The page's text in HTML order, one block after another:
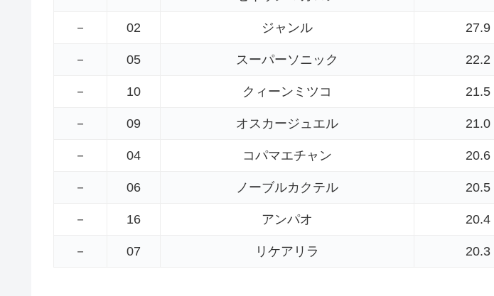
－ 02 ジャンル 27.9
－ 05 スーパーソニック 22.2
－ 10 クィーンミツコ 21.5
－ 09 オスカージュエル 21.0
－ 04 コパマエチャン 20.6
－ 06 ノーブルカクテル 20.5
－ 16 アンパオ 20.4
－ 07 リケアリラ 20.3